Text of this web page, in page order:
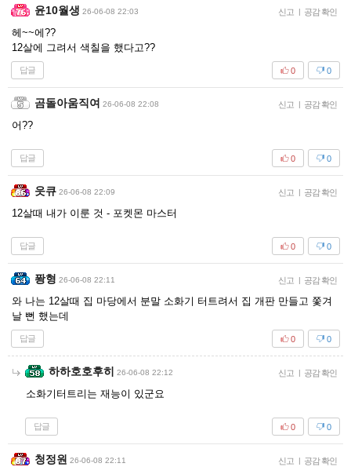
윤10월생 26-06-08 22:03 신고 | 공감 확인
헤~~에??
12살에 그려서 색칠을 했다고??
답글 0
0
곰돌아움직여 26-06-08 22:08 신고 | 공감 확인
어??
답글 0
0
읏큐 26-06-08 22:09 신고 | 공감 확인
12살때 내가 이룬 것 - 포켓몬 마스터
답글 0
0
퐝형 26-06-08 22:11 신고 | 공감 확인
와 나는 12살때 집 마당에서 분말 소화기 터트려서 집 개판 만들고 쫓겨
날 뻔 했는데
답글 0
0
하하호호후히 26-06-08 22:12 신고 | 공감 확인
소화기터트리는 재능이 있군요
답글 0
0
청정원 26-06-08 22:11 신고 | 공감 확인